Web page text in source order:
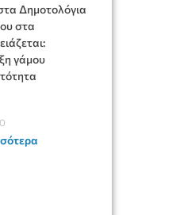
Δημοτολόγια
στα
γάμου